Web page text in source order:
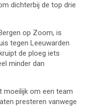
dichterbij de top drie
op Zoom, is
tegen Leeuwarden
de ploeg iets
minder dan
moeilijk om een team
presteren vanwege